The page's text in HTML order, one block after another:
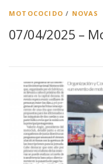
MOTOCOCIDO / NOVAS
07/04/2025 –